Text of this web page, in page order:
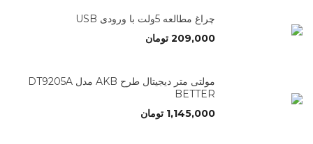
چراغ مطالعه 5ولت با ورودی USB
209,000 تومان
مولتی متر دیجیتال طرح AKB مدل DT9205A
BETTER
1,145,000 تومان